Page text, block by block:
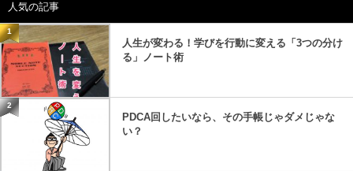
人気の記事
1
人生が変わる！学びを行動に変える「3つの分け
る」ノート術
2
PDCA回したいなら、その手帳じゃダメじゃな
い？